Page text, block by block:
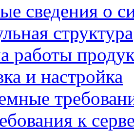
сведения о
структура
работы
и настройка
к